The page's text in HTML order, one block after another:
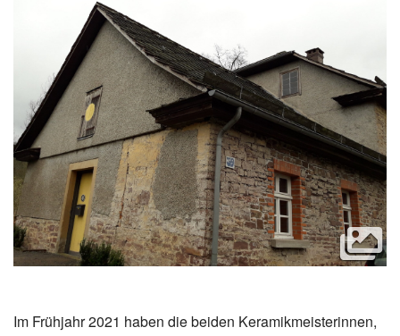
Im Frühjahr 2021 haben die beiden Keramikmeisterinnen,